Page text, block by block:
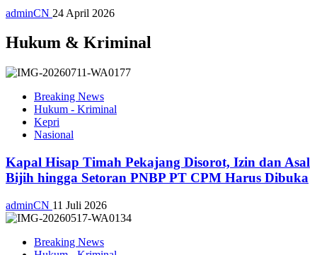
adminCN 24 April 2026
Hukum & Kriminal
Breaking News
Hukum - Kriminal
Kepri
Nasional
Kapal Hisap Timah Pekajang Disorot, Izin dan Asal
Bijih hingga Setoran PNBP PT CPM Harus Dibuka
adminCN 11 Juli 2026
Breaking News